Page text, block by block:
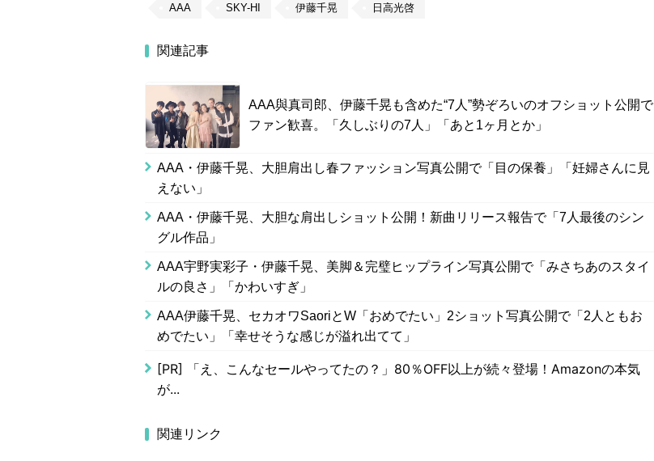
AAA SKY-HI 伊藤千晃 日高光啓
関連記事
AAA與真司郎、伊藤千晃も含めた“7人”勢ぞろいのオフショット公開で
ファン歓喜。「久しぶりの7人」「あと1ヶ月とか」
AAA・伊藤千晃、大胆肩出し春ファッション写真公開で「目の保養」「妊婦さんに見
えない」
AAA・伊藤千晃、大胆な肩出しショット公開！新曲リリース報告で「7人最後のシン
グル作品」
AAA宇野実彩子・伊藤千晃、美脚＆完璧ヒップライン写真公開で「みさちあのスタイ
ルの良さ」「かわいすぎ」
AAA伊藤千晃、セカオワSaoriとW「おめでたい」2ショット写真公開で「2人ともお
めでたい」「幸せそうな感じが溢れ出てて」
[PR] 「え、こんなセールやってたの？」80％OFF以上が続々登場！Amazonの本気
が...
関連リンク